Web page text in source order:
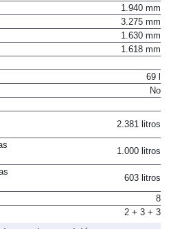
1.940 mm
3.275 mm
1.630 mm
1.618 mm
69 l
No
2.381 litros
1.000 litros
603 litros
8
2 + 3 + 3